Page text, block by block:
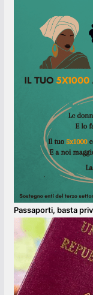
Passaporti, basta